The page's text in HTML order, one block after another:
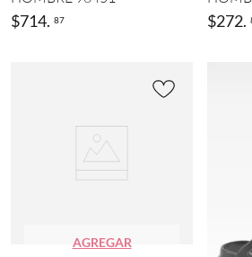
$714. 87 $272.
AGREGAR